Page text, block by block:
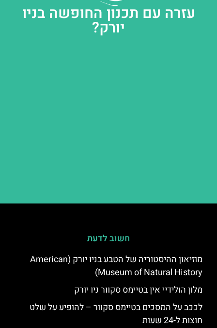
עזרה עם תכנון החופשה בניו
יורק?
חשוב לדעת
מוזיאון ההיסטוריה של הטבע בניו יורק (American
Museum of Natural History)
מלון הולידיי אין בטיימס סקוור ניו יורק
לככב על המסכים בטיימס סקוור – להופיע על שלט
חוצות ל-24 שעות